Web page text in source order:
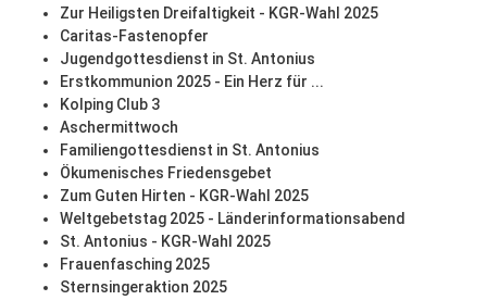
Zur Heiligsten Dreifaltigkeit - KGR-Wahl 2025
Caritas-Fastenopfer
Jugendgottesdienst in St. Antonius
Erstkommunion 2025 - Ein Herz für ...
Kolping Club 3
Aschermittwoch
Familiengottesdienst in St. Antonius
Ökumenisches Friedensgebet
Zum Guten Hirten - KGR-Wahl 2025
Weltgebetstag 2025 - Länderinformationsabend
St. Antonius - KGR-Wahl 2025
Frauenfasching 2025
Sternsingeraktion 2025